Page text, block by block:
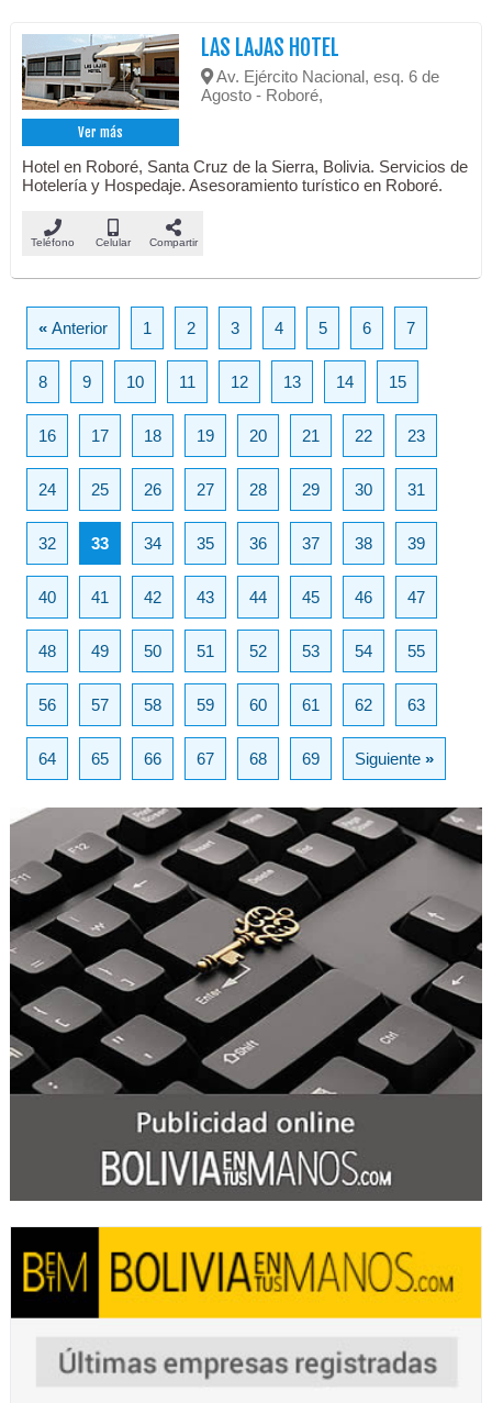
Ver más
LAS LAJAS HOTEL
Av. Ejército Nacional, esq. 6 de
Agosto - Roboré,
Hotel en Roboré, Santa Cruz de la Sierra, Bolivia. Servicios de
Hotelería y Hospedaje. Asesoramiento turístico en Roboré.
Teléfono Celular Compartir
«Anterior 1 2 3 4 5 6 7
8 9 10 11 12 13 14 15
16 17 18 19 20 21 22 23
24 25 26 27 28 29 30 31
32 33 34 35 36 37 38 39
40 41 42 43 44 45 46 47
48 49 50 51 52 53 54 55
56 57 58 59 60 61 62 63
64 65 66 67 68 69 Siguiente»